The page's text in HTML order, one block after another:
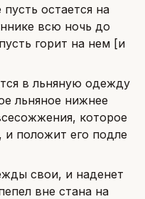
остается на
всю ночь до
горит на нем [и
в льняную одежду
льняное нижнее
которое
и положит его подле
свои, и наденет
вне стана на